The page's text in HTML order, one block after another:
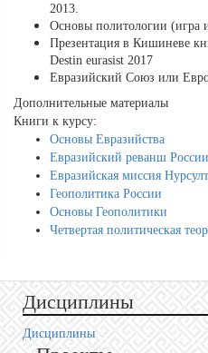
2013.
Основы политологии (игра
Презентация в Кишиневе
Destin eurasist 2017
Евразийский Союз или
Дополнительные материалы
Книги к курсу:
Основы Евразийства
Евразийский реванш России
Евразийская миссия
Геополитика России
Основы Геополитики
Четвертая политическая
Дисциплины
Дисциплины